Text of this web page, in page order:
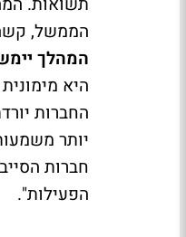
הממשל,
המהלך
היא
החברות
יותר
חברות
הפעילות".